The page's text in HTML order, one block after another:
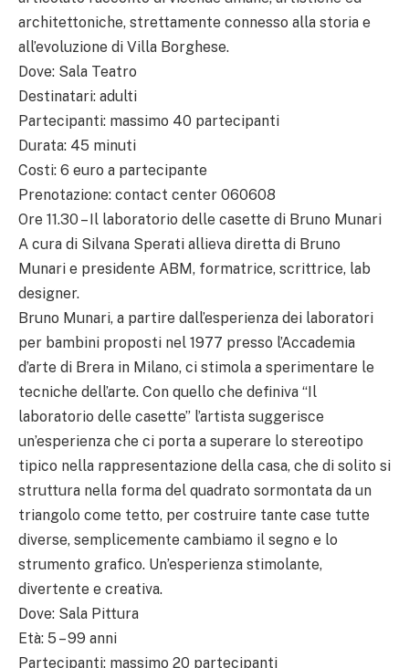
architettoniche, strettamente connesso alla storia e
all’evoluzione di Villa Borghese.
Dove: Sala Teatro
Destinatari: adulti
Partecipanti: massimo 40 partecipanti
Durata: 45 minuti
Costi: 6 euro a partecipante
Prenotazione: contact center 060608
Ore 11.30 – Il laboratorio delle casette di Bruno Munari
A cura di Silvana Sperati allieva diretta di Bruno
Munari e presidente ABM, formatrice, scrittrice, lab
designer.
Bruno Munari, a partire dall’esperienza dei laboratori
per bambini proposti nel 1977 presso l’Accademia
d’arte di Brera in Milano, ci stimola a sperimentare le
tecniche dell’arte. Con quello che definiva “Il
laboratorio delle casette” l’artista suggerisce
un’esperienza che ci porta a superare lo stereotipo
tipico nella rappresentazione della casa, che di solito si
struttura nella forma del quadrato sormontata da un
triangolo come tetto, per costruire tante case tutte
diverse, semplicemente cambiamo il segno e lo
strumento grafico. Un’esperienza stimolante,
divertente e creativa.
Dove: Sala Pittura
Età: 5 – 99 anni
Partecipanti: massimo 20 partecipanti